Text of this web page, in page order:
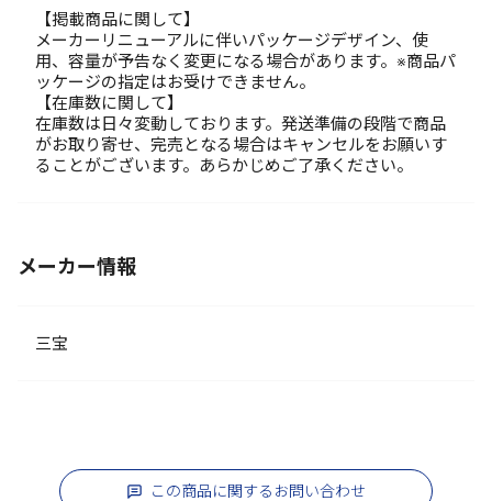
【掲載商品に関して】
メーカーリニューアルに伴いパッケージデザイン、使
用、容量が予告なく変更になる場合があります。※商品パ
ッケージの指定はお受けできません。
【在庫数に関して】
在庫数は日々変動しております。発送準備の段階で商品
がお取り寄せ、完売となる場合はキャンセルをお願いす
ることがございます。あらかじめご了承ください。
メーカー情報
三宝
この商品に関するお問い合わせ